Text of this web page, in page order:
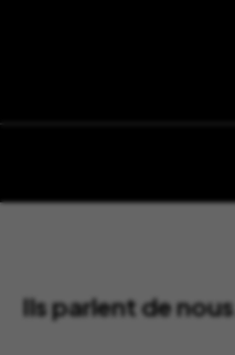
Ils parlent de nous.